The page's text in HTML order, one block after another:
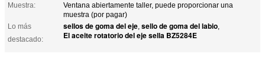
Muestra:
Ventana abiertamente taller, puede proporcionar una
muestra (por pagar)
Lo más
destacado:
sellos de goma del eje, sello de goma del labio,
El aceite rotatorio del eje sella BZ5284E